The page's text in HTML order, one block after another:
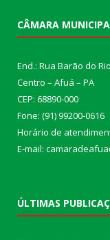
CÂMARA
End.: Rua Barão do
Centro – Afuá – PA
CEP: 68890-000
Fone: (91) 99200-0616
Horário de
E-mail:
ÚLTIMAS